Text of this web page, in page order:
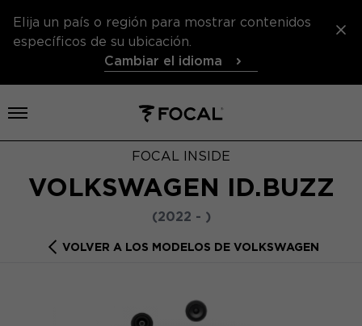
Elija un país o región para mostrar contenidos
específicos de su ubicación.
Cambiar el idioma
Abrir el menú
FOCAL INSIDE
VOLKSWAGEN ID.BUZZ
(2022 - )
VOLVER A LOS MODELOS DE VOLKSWAGEN